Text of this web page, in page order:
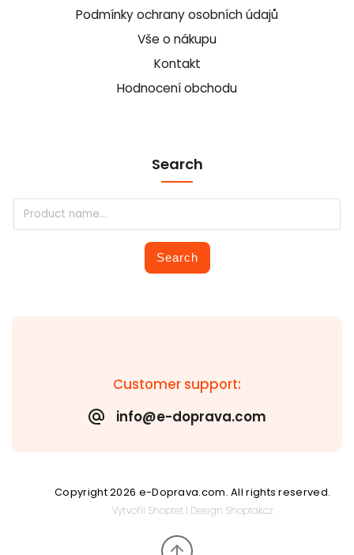
Customer support:
info@e-doprava.com
Podmínky ochrany osobních údajů
Vše o nákupu
Kontakt
Hodnocení obchodu
Search
Search
Copyright 2026 e-Doprava.com. All rights reserved.
Vytvořil Shoptet| Design Shoptak.cz